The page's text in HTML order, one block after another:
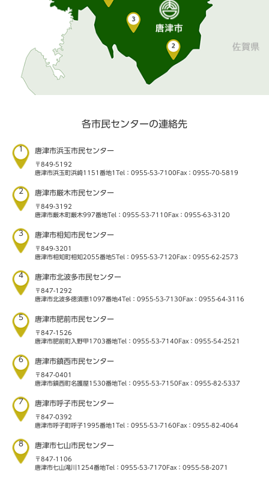
各市民センターの連絡先
1 唐津市浜玉市民センター
〒849-5192
唐津市浜玉町浜崎1151番地1 Tel：0955-53-7100 Fax：0955-70-5819
2 唐津市厳木市民センター
〒849-3192
唐津市厳木町厳木997番地Tel：0955-53-7110 Fax：0955-63-3120
3 唐津市相知市民センター
〒849-3201
唐津市相知町相知2055番地5Tel：0955-53-7120 Fax：0955-62-2573
4 唐津市北波多市民センター
〒847-1292
唐津市北波多徳須恵1097番地4Tel：0955-53-7130 Fax：0955-64-3116
5 唐津市肥前市民センター
〒847-1526
唐津市肥前町入野甲1703番地Tel：0955-53-7140 Fax：0955-54-2521
6 唐津市鎮西市民センター
〒847-0401
唐津市鎮西町名護屋1530番地Tel：0955-53-7150 Fax：0955-82-5337
7 唐津市呼子市民センター
〒847-0392
唐津市呼子町呼子1995番地1 Tel：0955-53-7160 Fax：0955-82-4064
8 唐津市七山市民センター
〒847-1106
唐津市七山滝川1254番地Tel：0955-53-7170 Fax：0955-58-2071